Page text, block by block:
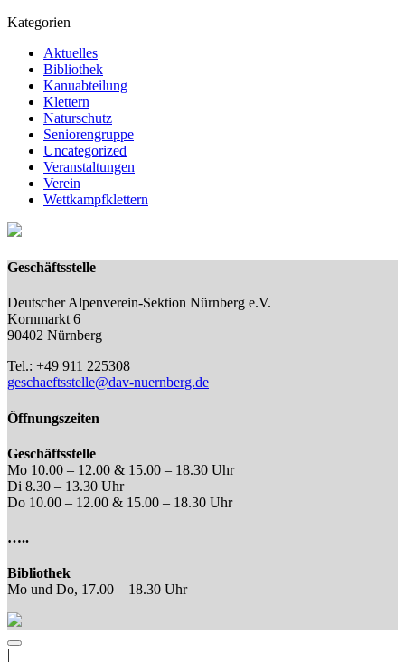
Kategorien
Aktuelles
Bibliothek
Kanuabteilung
Klettern
Naturschutz
Seniorengruppe
Uncategorized
Veranstaltungen
Verein
Wettkampfklettern
Geschäftsstelle
Deutscher Alpenverein-Sektion Nürnberg e.V.
Kornmarkt 6
90402 Nürnberg
Tel.: +49 911 225308
geschaeftsstelle@dav-nuernberg.de
Öffnungszeiten
Geschäftsstelle
Mo 10.00 – 12.00 & 15.00 – 18.30 Uhr
Di 8.30 – 13.30 Uhr
Do 10.00 – 12.00 & 15.00 – 18.30 Uhr
…..
Bibliothek
Mo und Do, 17.00 – 18.30 Uhr